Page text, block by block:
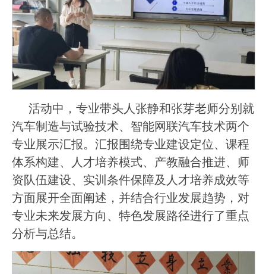
活动中，专业带头人张静和张芽老师分别就
汽车制造与试验技术、智能网联汽车技术两个
专业展示汇报。汇报围绕专业建设定位、课程
体系构建、人才培养模式、产教融合推进、师
资队伍建设、实训条件保障及人才培养成效等
方面展开全面阐述，并结合行业发展趋势，对
专业未来发展方向、特色发展路径进行了重点
分析与总结。